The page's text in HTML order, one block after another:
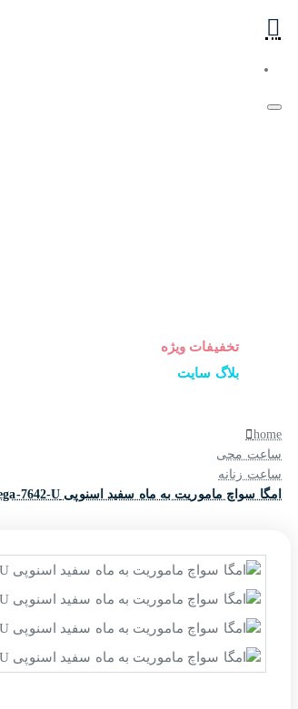
تخفیفات ویژه
بلاگ سایت
home
ساعت مچی
ساعت زنانه
امگا سواچ ماموریت به ماه سفید اسنوپی Omega-7642-U